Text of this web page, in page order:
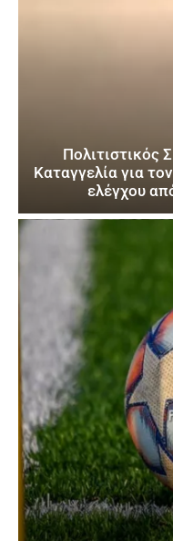
Πολιτιστικός
Καταγγελία για
ελέγχου